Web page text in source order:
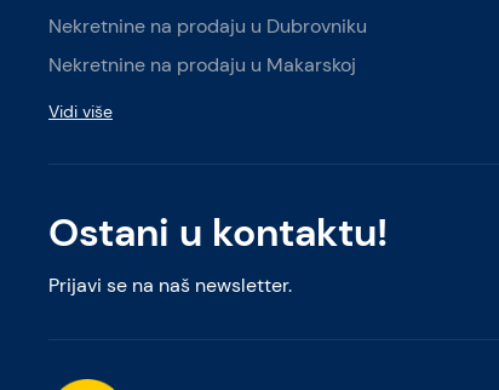
Ostani u kontaktu!
Prijavi se na naš newsletter.
Nekretnine na prodaju u Dubrovniku
Nekretnine na prodaju u Makarskoj
Vidi više